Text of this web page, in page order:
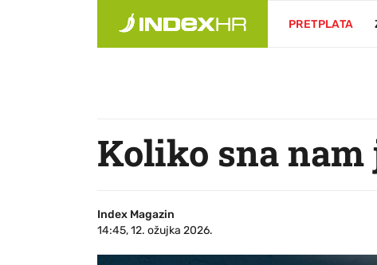
PRETPLATA
Koliko sna nam
Index Magazin
14:45, 12. ožujka 2026.